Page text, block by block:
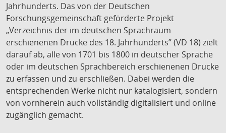
Jahrhunderts. Das von der Deutschen
Forschungsgemeinschaft geförderte Projekt
„Verzeichnis der im deutschen Sprachraum
erschienenen Drucke des 18. Jahrhunderts” (VD 18) zielt
darauf ab, alle von 1701 bis 1800 in deutscher Sprache
oder im deutschen Sprachbereich erschienenen Drucke
zu erfassen und zu erschließen. Dabei werden die
entsprechenden Werke nicht nur katalogisiert, sondern
von vornherein auch vollständig digitalisiert und online
zugänglich gemacht.